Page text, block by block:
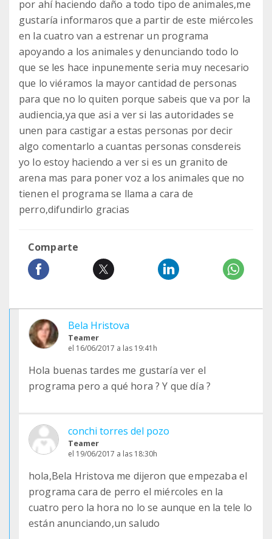
por ahí haciendo daño a todo tipo de animales,me
gustaría informaros que a partir de este miércoles
en la cuatro van a estrenar un programa
apoyando a los animales y denunciando todo lo
que se les hace inpunemente seria muy necesario
que lo viéramos la mayor cantidad de personas
para que no lo quiten porque sabeis que va por la
audiencia,ya que asi a ver si las autoridades se
unen para castigar a estas personas por decir
algo comentarlo a cuantas personas consdereis
yo lo estoy haciendo a ver si es un granito de
arena mas para poner voz a los animales que no
tienen el programa se llama a cara de
perro,difundirlo gracias
Comparte
Bela Hristova
Teamer
el 16/06/2017 a las 19:41h
Hola buenas tardes me gustaría ver el
programa pero a qué hora ? Y que día ?
conchi torres del pozo
Teamer
el 19/06/2017 a las 18:30h
hola,Bela Hristova me dijeron que empezaba el
programa cara de perro el miércoles en la
cuatro pero la hora no lo se aunque en la tele lo
están anunciando,un saludo